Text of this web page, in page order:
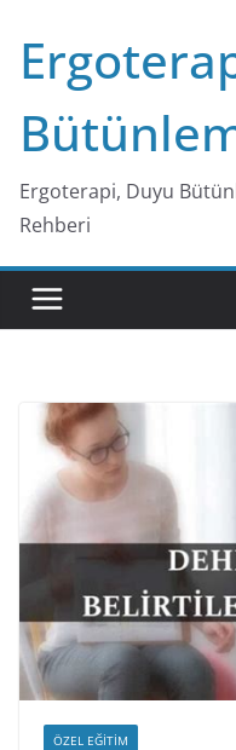
content
Ergoterapi, Duyu
Rehberi
ÖZEL EĞITIM